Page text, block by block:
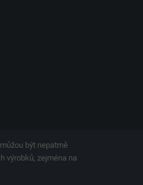
být nepatrně
výrobků, zejména na